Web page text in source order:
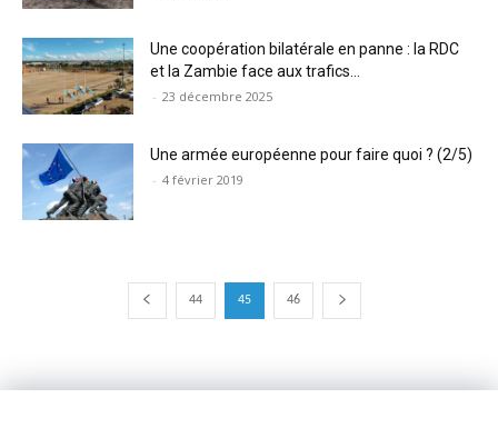
Une coopération bilatérale en panne : la RDC
et la Zambie face aux trafics...
- 23 décembre 2025
Une armée européenne pour faire quoi ? (2/5)
- 4 février 2019
44 45 46